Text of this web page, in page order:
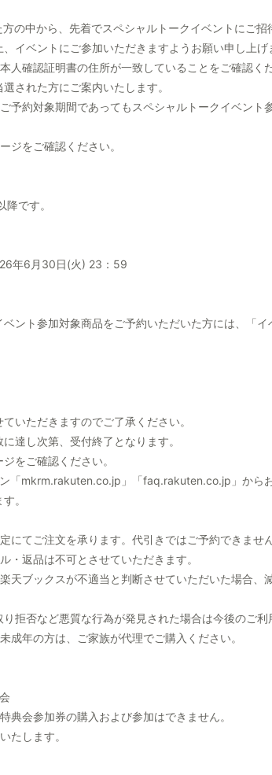
の中から、先着でスペシャルトークイベントにご招
イベントにご参加いただきますようお願い申し上げ
人確認証明書の住所が一致していることをご確認くだ
された方にご案内いたします。
予約対象期間であってもスペシャルトークイベント
ジをご確認ください。
です。
年6月30日(火) 23：59
ント参加対象商品をご予約いただいた方には、「
いただきますのでご了承ください。
達し次第、受付終了となります。
をご確認ください。
「mkrm.rakuten.co.jp」「faq.rakuten.co.jp」から
。
にてご注文を承ります。代引きではご予約できませ
・返品は不可とさせていただきます。
天ブックスが不適当と判断させていただいた場合、
拒否など悪質な行為が発見された場合は今後のご利
成年の方は、ご家族が代理でご購入ください。
典会参加券の購入および参加はできません。
たします。